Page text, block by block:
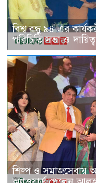
বিশ্ব বন্ধু ৯৪ এর
পরিচিতি সভা ও
শিল্প ও সমাজসেবায়